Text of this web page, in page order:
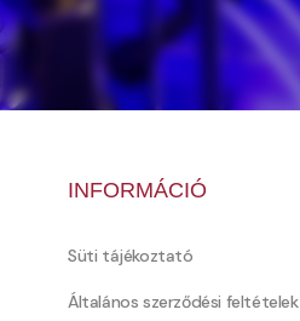
INFORMÁCIÓ
Süti tájékoztató
Általános szerződési feltételek